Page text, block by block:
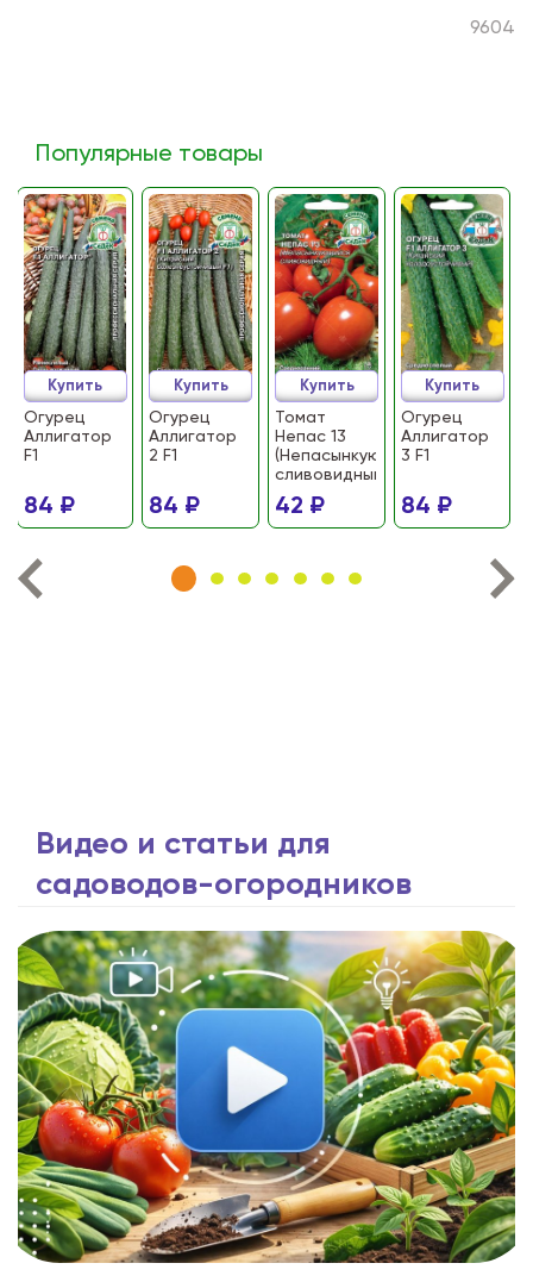
9604
Популярные товары
Огурец
Аллигатор
F1
84 ₽
Купить
Огурец
Аллигатор
2 F1
84 ₽
Купить
Томат
Непас 13
(Непасынкующийся
сливовидный)
42 ₽
Купить
Огурец
Аллигатор
3 F1
84 ₽
Купить
Видео и статьи для
садоводов-огородников